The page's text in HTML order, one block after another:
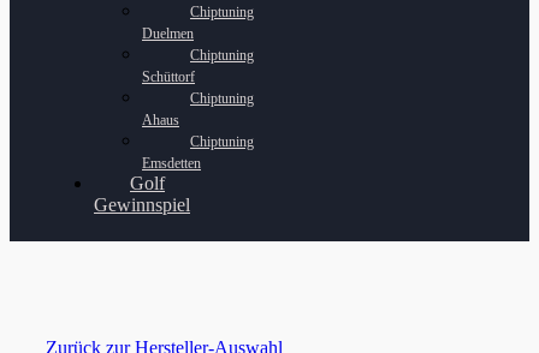
Chiptuning
Duelmen
Chiptuning
Schüttorf
Chiptuning
Ahaus
Chiptuning
Emsdetten
Golf
Gewinnspiel
Zurück zur Hersteller-Auswahl